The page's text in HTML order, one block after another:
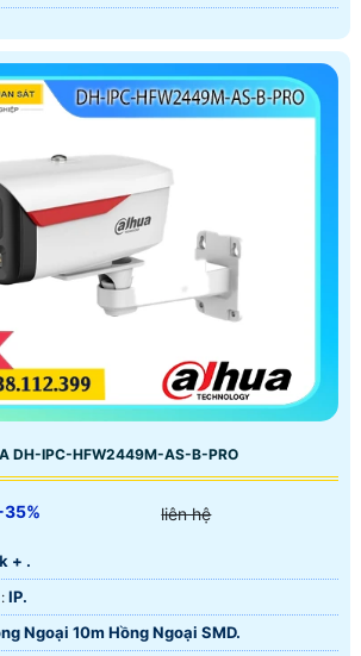
DH-IPC-HFW2449M-AS-B-PRO
35% liên hệ
+ .
👍 Công Nghệ Camera : IP.
Ngoại 10m Hồng Ngoại SMD.